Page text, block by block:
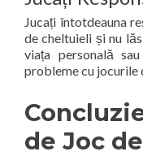
Jucați întotdeauna
de cheltuieli și nu
viața personală
probleme cu jocurile
de Joc